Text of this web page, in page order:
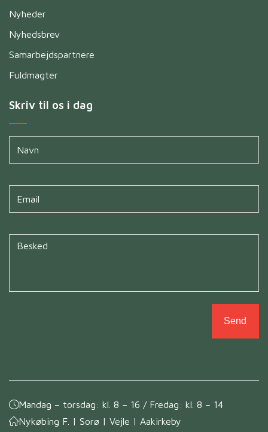
Nyheder
Nyhedsbrev
Samarbejdspartnere
Fuldmagter
Skriv til os i dag
Mandag – torsdag: kl. 8 – 16 / Fredag: kl. 8 – 14
Nykøbing F. | Sorø | Vejle | Aakirkeby